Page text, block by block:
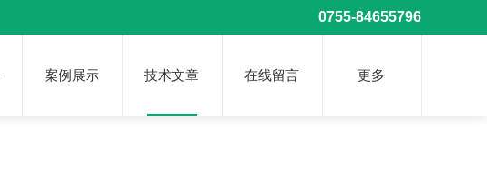
0755-84655796
案例展示 技术文章 在线留言 更多